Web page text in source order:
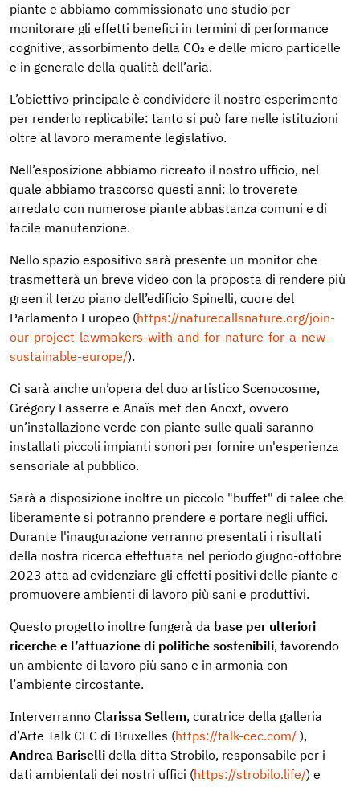
piante e abbiamo commissionato uno studio per
monitorare gli effetti benefici in termini di performance
cognitive, assorbimento della CO₂ e delle micro particelle
e in generale della qualità dell’aria.
L’obiettivo principale è condividere il nostro esperimento
per renderlo replicabile: tanto si può fare nelle istituzioni
oltre al lavoro meramente legislativo.
Nell’esposizione abbiamo ricreato il nostro ufficio, nel
quale abbiamo trascorso questi anni: lo troverete
arredato con numerose piante abbastanza comuni e di
facile manutenzione.
Nello spazio espositivo sarà presente un monitor che
trasmetterà un breve video con la proposta di rendere più
green il terzo piano dell’edificio Spinelli, cuore del
Parlamento Europeo (https://naturecallsnature.org/join-
our-project-lawmakers-with-and-for-nature-for-a-new-
sustainable-europe/).
Ci sarà anche un’opera del duo artistico Scenocosme,
Grégory Lasserre e Anaïs met den Ancxt, ovvero
un’installazione verde con piante sulle quali saranno
installati piccoli impianti sonori per fornire un'esperienza
sensoriale al pubblico.
Sarà a disposizione inoltre un piccolo "buffet" di talee che
liberamente si potranno prendere e portare negli uffici.
Durante l'inaugurazione verranno presentati i risultati
della nostra ricerca effettuata nel periodo giugno-ottobre
2023 atta ad evidenziare gli effetti positivi delle piante e
promuovere ambienti di lavoro più sani e produttivi.
Questo progetto inoltre fungerà da base per ulteriori
ricerche e l’attuazione di politiche sostenibili, favorendo
un ambiente di lavoro più sano e in armonia con
l’ambiente circostante.
Interverranno Clarissa Sellem, curatrice della galleria
d’Arte Talk CEC di Bruxelles (https://talk-cec.com/ ),
Andrea Bariselli della ditta Strobilo, responsabile per i
dati ambientali dei nostri uffici (https://strobilo.life/) e